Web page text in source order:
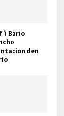
Bario
den